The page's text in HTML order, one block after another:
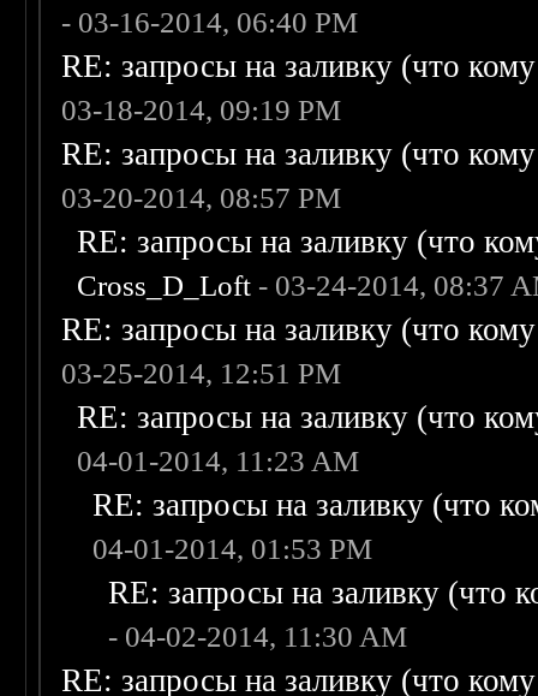
- 03-16-2014, 06:40 PM
RE: запросы на заливку (что
03-18-2014, 09:19 PM
RE: запросы на заливку (что
03-20-2014, 08:57 PM
RE: запросы на заливку (что
Cross_D_Loft - 03-24-2014, 08:37
RE: запросы на заливку (что
03-25-2014, 12:51 PM
RE: запросы на заливку (что
04-01-2014, 11:23 AM
RE: запросы на заливку (что
04-01-2014, 01:53 PM
RE: запросы на заливку (что
- 04-02-2014, 11:30 AM
RE: запросы на заливку (что